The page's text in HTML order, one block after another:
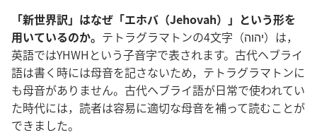
「新世界訳」はなぜ「エホバ（Jehovah）」という形を
用いているのか。 テトラグラマトンの4文字（יהוה）は，
英語ではYHWHという子音字で表されます。古代ヘブライ
語は書く時には母音を記さないため，テトラグラマトンに
も母音がありません。古代ヘブライ語が日常で使われてい
た時代には，読者は容易に適切な母音を補って読むことが
できました。